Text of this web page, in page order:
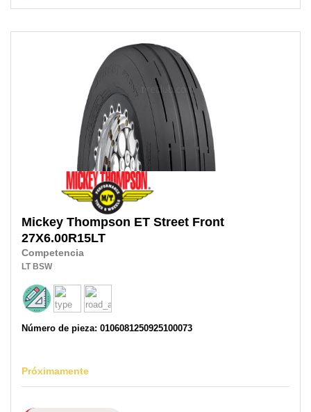
Mickey Thompson ET Street Front
27X6.00R15LT
Competencia
LT BSW
Número de pieza: 0106081250925100073
Próximamente